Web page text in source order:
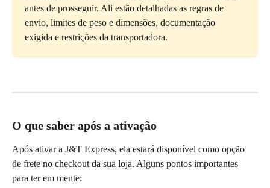
antes de prosseguir. Ali estão detalhadas as regras de
envio, limites de peso e dimensões, documentação
exigida e restrições da transportadora.
O que saber após a ativação
Após ativar a J&T Express, ela estará disponível como opção
de frete no checkout da sua loja. Alguns pontos importantes
para ter em mente: